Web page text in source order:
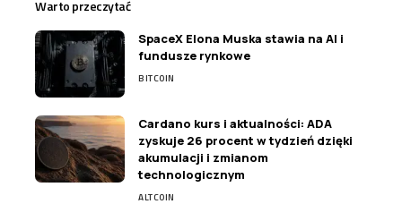
Warto przeczytać
SpaceX Elona Muska stawia na AI i
fundusze rynkowe
BITCOIN
Cardano kurs i aktualności: ADA
zyskuje 26 procent w tydzień dzięki
akumulacji i zmianom
technologicznym
ALTCOIN